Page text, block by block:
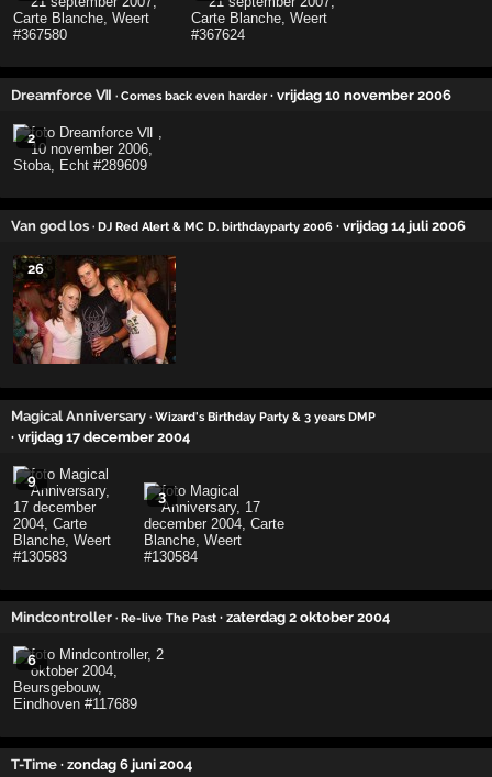
Dreamforce Ⅶ· Comes back even harder · vrijdag 10 november 2006
2
Van god los · DJ Red Alert & MC D. birthdayparty 2006 · vrijdag 14 juli 2006
26
Magical Anniversary · Wizard's Birthday Party & 3 years DMP
· vrijdag 17 december 2004
9
3
Mindcontroller · Re-live The Past · zaterdag 2 oktober 2004
6
T-Time · zondag 6 juni 2004